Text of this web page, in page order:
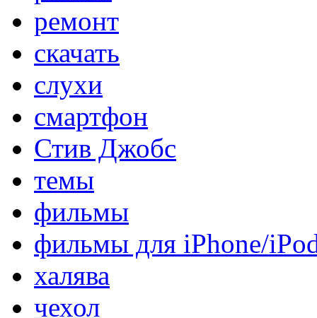
ремонт
скачать
слухи
смартфон
Стив Джобс
темы
фильмы
фильмы для iPhone/
халява
чехол